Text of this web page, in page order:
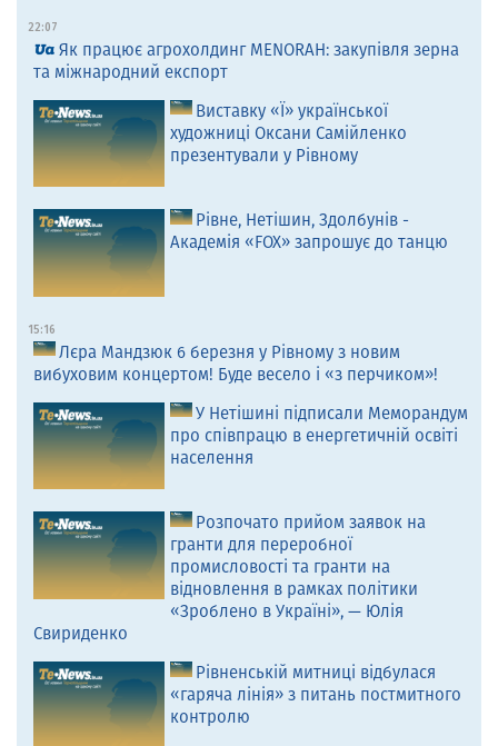
22:07
Як працює агрохолдинг MENORAH: закупівля зерна
та міжнародний експорт
Виставку «Ї» української
художниці Оксани Самійленко
презентували у Рівному
Рівне, Нетішин, Здолбунів -
Академія «FOX» запрошує до танцю
15:16
Лєра Мандзюк 6 березня у Рівному з новим
вибуховим концертом! Буде весело і «з перчиком»!
У Нетішині підписали Меморандум
про співпрацю в енергетичній освіті
населення
Розпочато прийом заявок на
гранти для переробної
промисловості та гранти на
відновлення в рамках політики
«Зроблено в Україні», — Юлія
Свириденко
Рівненській митниці відбулася
«гаряча лінія» з питань постмитного
контролю